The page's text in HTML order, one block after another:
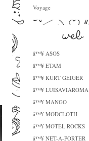
Voyage
â™¥ ASOS
â™¥ ETAM
â™¥ KURT GEIGER
â™¥ LUISAVIAROMA
â™¥ MANGO
â™¥ MODCLOTH
â™¥ MOTEL ROCKS
â™¥ NET-A-PORTER